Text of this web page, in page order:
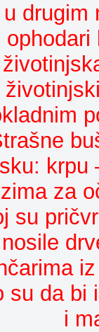
u drugim
ophodari
krpu
za
su
nosile
su da bi
i